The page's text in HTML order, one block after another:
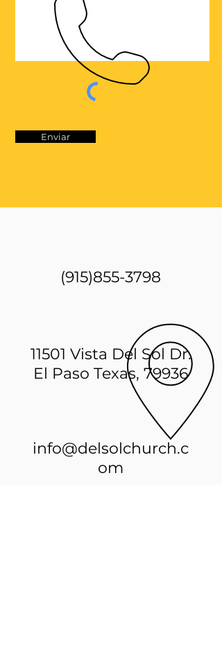
Enviar
(915)855-3798
11501 Vista Del Sol Dr.
El Paso Texas, 79936
info@delsolchurch.c
om